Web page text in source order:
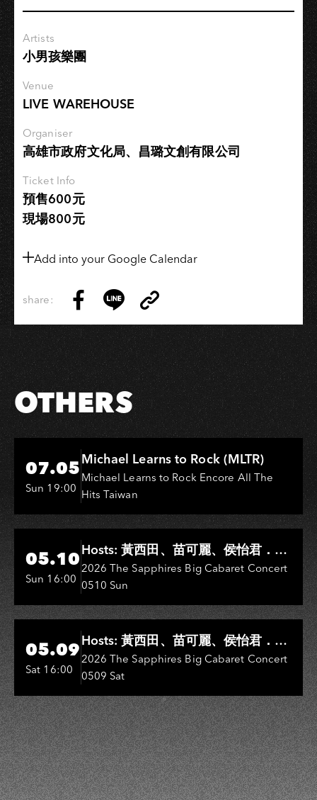
貳
柒
都
人
夢
Artists
小男孩樂團
Venue
LIVE WAREHOUSE
Organiser
高雄市政府文化局、昌璐文創有限公司
Ticket Info
預售600元
現場800元
Add into your Google Calendar
share:
on
Facebook
on
LINE
Link
Copy
Link
OTHERS
Hi-Ing Music Hall
07.05
Sun 19:00
Michael Learns to Rock (MLTR)
Michael Learns to Rock Encore All The
Hits Taiwan
Hi-Ing Music Hall
05.10
Sun 16:00
Hosts: 黃西田、苗可麗、侯怡君．
Entertainers: 葉啟田、鳥來嬤-吳
敏、王彩樺、王瑞霞、吳淑敏、施文
彬、邵大倫、曹雅雯、陳孟賢、黃露
瑤
2026 The Sapphires Big Cabaret Concert
0510 Sun
Hi-Ing Music Hall
05.09
Sat 16:00
Hosts: 黃西田、苗可麗、侯怡君．
Entertainers: 葉啟田、鳥來嬤-吳
敏、張秀卿、王彩樺、吳淑敏、施文
彬、邵大倫、曹雅雯、陳孟賢、黃露
瑤
2026 The Sapphires Big Cabaret Concert
0509 Sat